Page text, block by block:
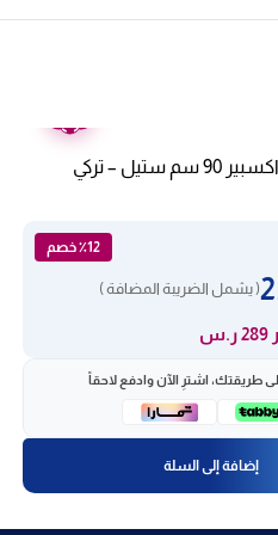
فرن بلت ان غاز اكسبير 90 سم ستيل – تركي
٪12 خصم
( يشمل الضريبة المضافة )
طريقتك، اشترِ الآن وادفع لاحقاً
إضافة إلى السلة